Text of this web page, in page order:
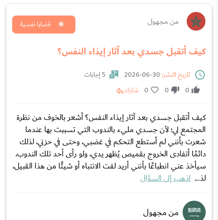
من مجهول
كيف أتقبل جسدي بعد آثار إيذاء النفس؟
قضايا نفسية
تاريخ النشر:
5 إجابات
0
0
0 شارك
كيف أتقبل جسدي بعد آثار إيذاء النفس؟ أشعر بالخوف من نظرة
المجتمع لي؛ لأن جسدي مليء بالندوب التي تسببت بها عندما
شعرت بأنني لم أستطع التحكم في غضبي، وحتى في حزني، لذلك
دائمًا أتفادى الخروج بقميص يُظهر يدي، ولو رأى أحد تلك الندوب،
سيأخذ عني انطباعًا بأنني أريد لفت الانتباه أو شيئًا من هذا القبيل،
لذ... اذهب إلى السؤال
من مجهول